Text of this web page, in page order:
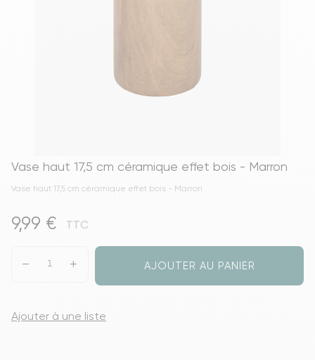
Vase haut 17,5 cm céramique effet bois - Marron
Vase haut 17,5 cm céramique effet bois - Marron
9,99 € TTC
AJOUTER AU PANIER
Ajouter à une liste